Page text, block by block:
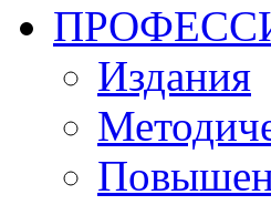
Издания